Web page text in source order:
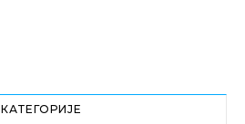
КАТЕГОРИЈЕ